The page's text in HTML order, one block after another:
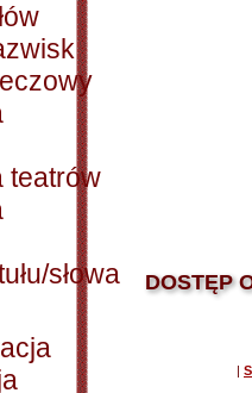
teatrów
słowa
DOSTĘP
|